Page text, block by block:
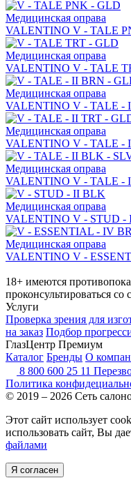
Медицинская оправа
VALENTINO V - TALE
Медицинская оправа
VALENTINO V - TALE
Медицинская оправа
VALENTINO V - TALE -
Медицинская оправа
VALENTINO V - TALE -
Медицинская оправа
VALENTINO V - TALE -
Медицинская оправа
VALENTINO V - STUD -
Медицинская оправа
VALENTINO V -
18+ имеются
проконсультироваться со
Услуги
Проверка зрения для
на заказ Подбор
ГлазЦентр Премиум
Каталог Бренды О
8 800 600 25 11
Политика
© 2019 – 2026 Сеть
Этот сайт использует
использовать сайт, Вы
файлами
Я согласен